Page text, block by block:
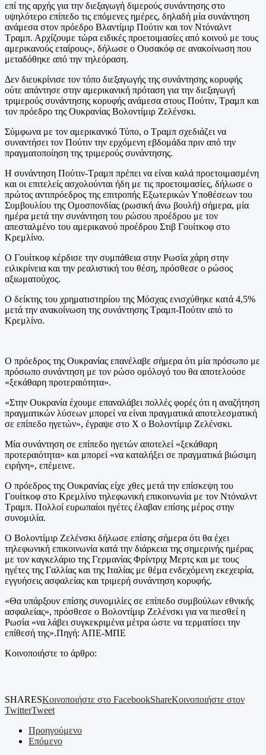
επί της αρχής για την διεξαγωγή διμερούς συνάντησης στο
υψηλότερο επίπεδο τις επόμενες ημέρες, δηλαδή μία συνάντηση
ανάμεσα στον πρόεδρο Βλαντίμιρ Πούτιν και τον Ντόναλντ
Τραμπ. Αρχίζουμε τώρα ειδικές προετοιμασίες από κοινού με τους
αμερικανούς εταίρους», δήλωσε ο Ουσακόφ σε ανακοίνωση που
μεταδόθηκε από την τηλεόραση.
Δεν διευκρίνισε τον τόπο διεξαγωγής της συνάντησης κορυφής
ούτε απάντησε στην αμερικανική πρόταση για την διεξαγωγή
τριμερούς συνάντησης κορυφής ανάμεσα στους Πούτιν, Τραμπ και
τον πρόεδρο της Ουκρανίας Βολοντίμιρ Ζελένσκι.
Σύμφωνα με τον αμερικανικό Τύπο, ο Τραμπ σχεδιάζει να
συναντήσει τον Πούτιν την ερχόμενη εβδομάδα πριν από την
πραγματοποίηση της τριμερούς συνάντησης.
Η συνάντηση Πούτιν-Τραμπ πρέπει να είναι καλά προετοιμασμένη
και οι επιτελείς ασχολούνται ήδη με τις προετοιμασίες, δήλωσε ο
πρώτος αντιπρόεδρος της επιτροπής Εξωτερικών Υποθέσεων του
Συμβουλίου της Ομοσπονδίας (ρωσική άνω βουλή) σήμερα, μία
ημέρα μετά την συνάντηση του ρώσου προέδρου με τον
απεσταλμένο του αμερικανού προέδρου Στιβ Γουίτκοφ στο
Κρεμλίνο.
Ο Γουίτκοφ κέρδισε την συμπάθεια στην Ρωσία χάρη στην
ειλικρίνεια και την ρεαλιστική του θέση, πρόσθεσε ο ρώσος
αξιωματούχος.
Ο δείκτης του χρηματιστηρίου της Μόσχας ενισχύθηκε κατά 4,5%
μετά την ανακοίνωση της συνάντησης Τραμπ-Πούτιν από το
Κρεμλίνο.
Ο πρόεδρος της Ουκρανίας επανέλαβε σήμερα ότι μία πρόσωπο με
πρόσωπο συνάντηση με τον ρώσο ομόλογό του θα αποτελούσε
«ξεκάθαρη προτεραιότητα».
«Στην Ουκρανία έχουμε επαναλάβει πολλές φορές ότι η αναζήτηση
πραγματικών λύσεων μπορεί να είναι πραγματικά αποτελεσματική
σε επίπεδο ηγετών», έγραψε στο Χ ο Βολοντίμιρ Ζελένσκι.
Μία συνάντηση σε επίπεδο ηγετών αποτελεί «ξεκάθαρη
προτεραιότητα» και μπορεί «να καταλήξει σε πραγματικά βιώσιμη
ειρήνη», επέμεινε.
Ο πρόεδρος της Ουκρανίας είχε χθες μετά την επίσκεψη του
Γουίτκοφ στο Κρεμλίνο τηλεφωνική επικοινωνία με τον Ντόναλντ
Τραμπ. Πολλοί ευρωπαίοι ηγέτες έλαβαν επίσης μέρος στην
συνομιλία.
Ο Βολοντίμιρ Ζελένσκι δήλωσε επίσης σήμερα ότι θα έχει
τηλεφωνική επικοινωνία κατά την διάρκεια της σημερινής ημέρας
με τον καγκελάριο της Γερμανίας Φρίντριχ Μερτς και με τους
ηγέτες της Γαλλίας και της Ιταλίας με θέμα ενδεχόμενη εκεχειρία,
εγγυήσεις ασφαλείας και τριμερή συνάντηση κορυφής.
«Θα υπάρξουν επίσης συνομιλίες σε επίπεδο συμβούλων εθνικής
ασφαλείας», πρόσθεσε ο Βολοντίμιρ Ζελένσκι για να πιεσθεί η
Ρωσία «να λάβει συγκεκριμένα μέτρα ώστε να τερματίσει την
επίθεσή της».Πηγή: ΑΠΕ-ΜΠΕ
Κοινοποιήστε το άρθρο:
SHARESΚοινοποιήστε στο FacebookShareΚοινοποιήστε στον
TwitterTweet
Προηγούμενο
Επόμενο